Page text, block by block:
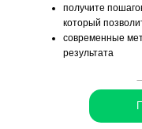
получите
который
современные
результата